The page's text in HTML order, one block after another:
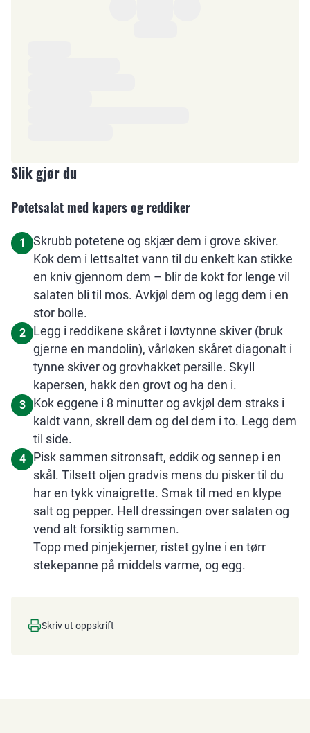
Slik gjør du
Potetsalat med kapers og reddiker
1
Skrubb potetene og skjær dem i grove skiver.
Kok dem i lettsaltet vann til du enkelt kan stikke
en kniv gjennom dem – blir de kokt for lenge vil
salaten bli til mos. Avkjøl dem og legg dem i en
stor bolle.
2
Legg i reddikene skåret i løvtynne skiver (bruk
gjerne en mandolin), vårløken skåret diagonalt i
tynne skiver og grovhakket persille. Skyll
kapersen, hakk den grovt og ha den i.
3
Kok eggene i 8 minutter og avkjøl dem straks i
kaldt vann, skrell dem og del dem i to. Legg dem
til side.
4
Pisk sammen sitronsaft, eddik og sennep i en
skål. Tilsett oljen gradvis mens du pisker til du
har en tykk vinaigrette. Smak til med en klype
salt og pepper. Hell dressingen over salaten og
vend alt forsiktig sammen.
Topp med pinjekjerner, ristet gylne i en tørr
stekepanne på middels varme, og egg.
Skriv ut oppskrift